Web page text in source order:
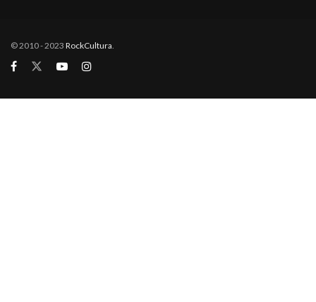
© 2010 - 2023 RockCultura.